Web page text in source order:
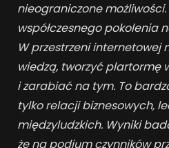
nieograniczone
współczesnego pokolenia
W przestrzeni internetowej
wiedzą, tworzyć plartormę
i zarabiać na tym. To
tylko relacji biznesowych,
międzyludzkich. Wyniki
że na podium czynników